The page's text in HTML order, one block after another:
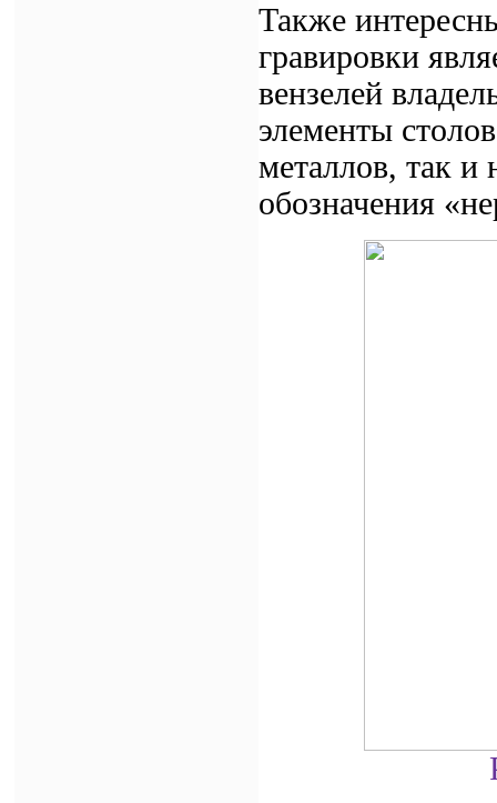
Также
гравировки
вензелей
элементы
металлов, так и
обозначения